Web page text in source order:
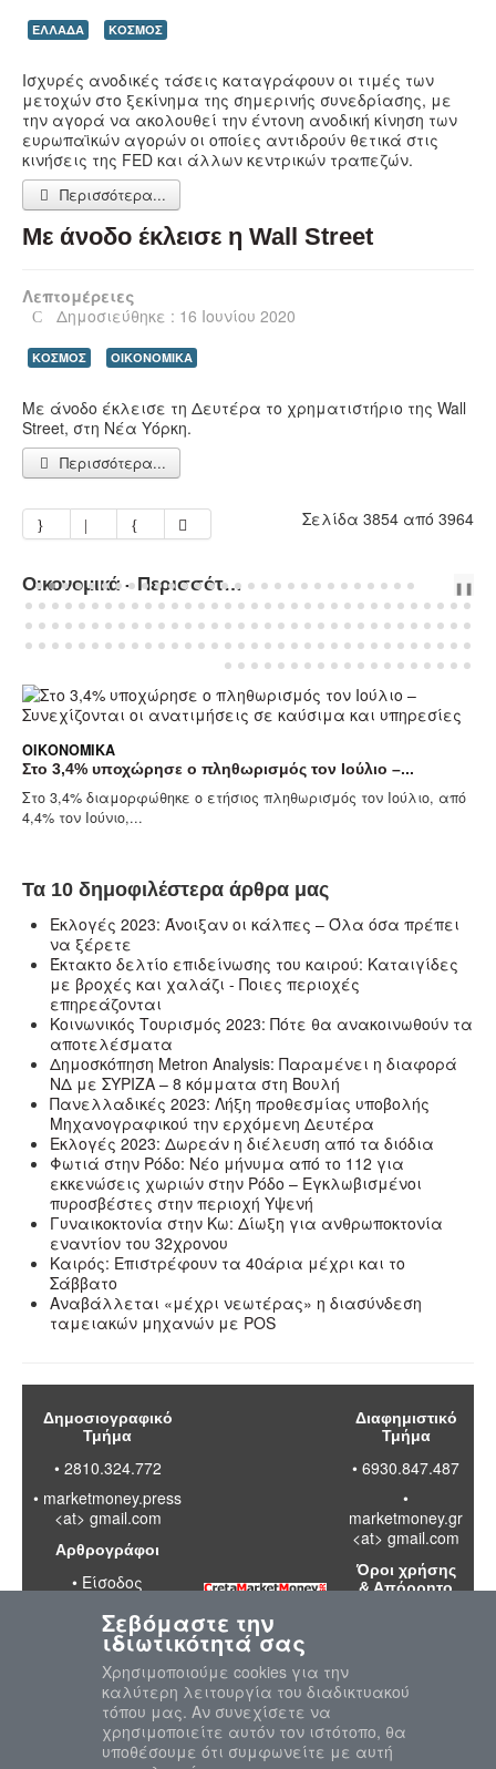
ΕΛΛΑΔΑ ΚΟΣΜΟΣ
Ισχυρές ανοδικές τάσεις καταγράφουν οι τιμές των
μετοχών στο ξεκίνημα της σημερινής συνεδρίασης, με
την αγορά να ακολουθεί την έντονη ανοδική κίνηση των
ευρωπαϊκών αγορών οι οποίες αντιδρούν θετικά στις
κινήσεις της FED και άλλων κεντρικών τραπεζών.
Περισσότερα...
Με άνοδο έκλεισε η Wall Street
Λεπτομέρειες
Δημοσιεύθηκε : 16 Ιουνίου 2020
ΚΟΣΜΟΣ ΟΙΚΟΝΟΜΙΚΑ
Με άνοδο έκλεισε τη Δευτέρα το χρηματιστήριο της Wall
Street, στη Νέα Υόρκη.
Περισσότερα...
Σελίδα 3854 από 3964
Οικονομικά - Περισσότερα Άρθρα... PREVNEXT
❚❚
ΟΙΚΟΝΟΜΙΚΆ
Στο 3,4% υποχώρησε ο πληθωρισμός τον Ιούλιο –...
Στο 3,4% διαμορφώθηκε ο ετήσιος πληθωρισμός τον Ιούλιο, από
4,4% τον Ιούνιο,...
Τα 10 δημοφιλέστερα άρθρα μας
Εκλογές 2023: Άνοιξαν οι κάλπες – Όλα όσα πρέπει
να ξέρετε
Έκτακτο δελτίο επιδείνωσης του καιρού: Καταιγίδες
με βροχές και χαλάζι - Ποιες περιοχές
επηρεάζονται
Κοινωνικός Τουρισμός 2023: Πότε θα ανακοινωθούν τα
αποτελέσματα
Δημοσκόπηση Metron Analysis: Παραμένει η διαφορά
ΝΔ με ΣΥΡΙΖΑ – 8 κόμματα στη Βουλή
Πανελλαδικές 2023: Λήξη προθεσμίας υποβολής
Μηχανογραφικού την ερχόμενη Δευτέρα
Εκλογές 2023: Δωρεάν η διέλευση από τα διόδια
Φωτιά στην Ρόδο: Νέο μήνυμα από το 112 για
εκκενώσεις χωριών στην Ρόδο – Εγκλωβισμένοι
πυροσβέστες στην περιοχή Υψενή
Γυναικοκτονία στην Κω: Δίωξη για ανθρωποκτονία
εναντίον του 32χρονου
Καιρός: Επιστρέφουν τα 40άρια μέχρι και το
Σάββατο
Αναβάλλεται «μέχρι νεωτέρας» η διασύνδεση
ταμειακών μηχανών με POS
Δημοσιογραφικό
Τμήμα
• 2810.324.772
• marketmoney.press
<at> gmail.com
Αρθρογράφοι
• Είσοδος
Διαφημιστικό
Τμήμα
• 6930.847.487
•
marketmoney.gr
<at> gmail.com
Όροι χρήσης
& Απόρρητο
απορρήτου
προσωπικών
Σεβόμαστε την
ιδιωτικότητά σας
Χρησιμοποιούμε cookies για την
καλύτερη λειτουργία του διαδικτυακού
τόπου μας. Αν συνεχίσετε να
χρησιμοποιείτε αυτόν τον ιστότοπο, θα
υποθέσουμε ότι συμφωνείτε με αυτή